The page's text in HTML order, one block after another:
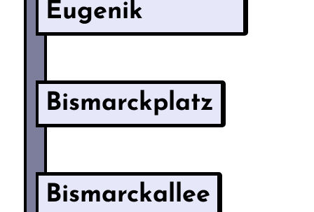
Eugenik
Bismarckplatz
Bismarckallee